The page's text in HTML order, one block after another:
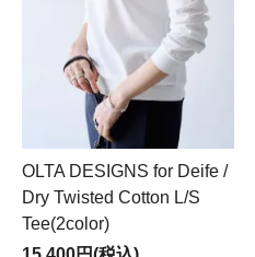
OLTA DESIGNS for Deife /
Dry Twisted Cotton L/S
Tee(2color)